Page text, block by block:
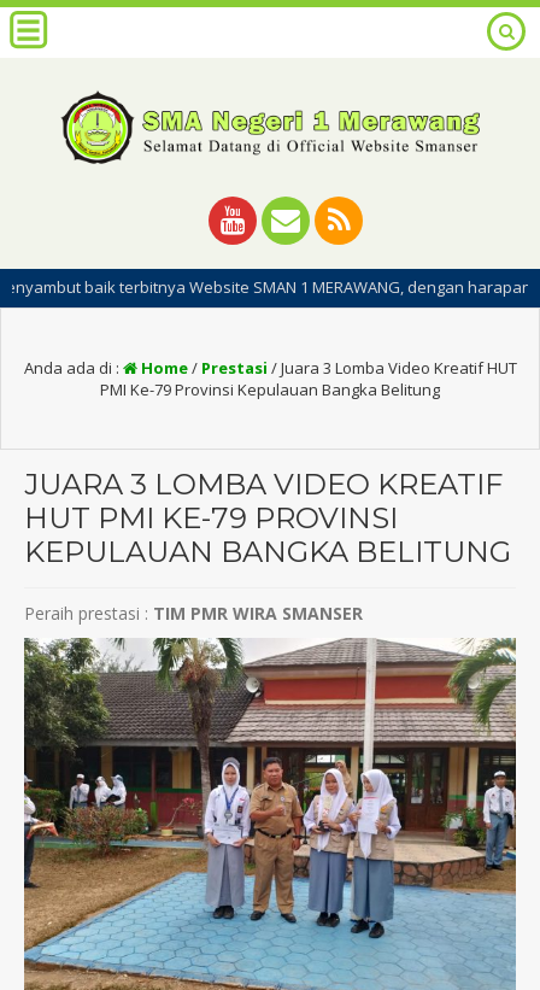
terbitnya Website SMAN 1 MERAWANG, dengan harapan
Anda ada di : Home/ Prestasi /Juara 3 Lomba Video Kreatif HUT
PMI Ke-79 Provinsi Kepulauan Bangka Belitung
JUARA 3 LOMBA VIDEO KREATIF
HUT PMI KE-79 PROVINSI
KEPULAUAN BANGKA BELITUNG
Peraih prestasi : TIM PMR WIRA SMANSER